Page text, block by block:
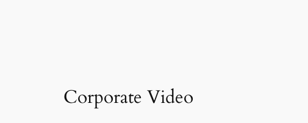
Corporate Video